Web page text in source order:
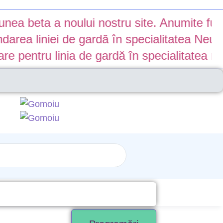
beta a noului nostru site. Anumite
liniei de gardă în specialitatea
pentru linia de gardă în specialitatea